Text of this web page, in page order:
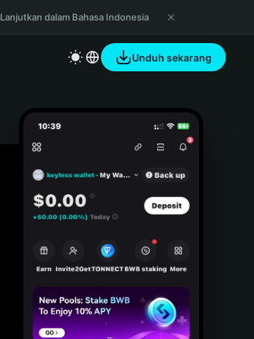
Lanjutkan dalam Bahasa Indonesia
Unduh sekarang